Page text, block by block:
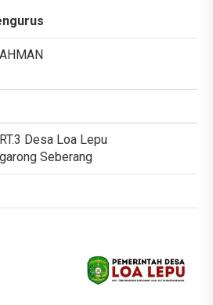
Desa Loa Lepu
Seberang